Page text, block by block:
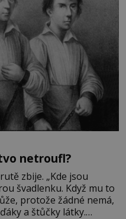
netroufl?
zbije. „Kde jsou
švadlenku. Když mu to
protože žádné nemá,
a štůčky látky.